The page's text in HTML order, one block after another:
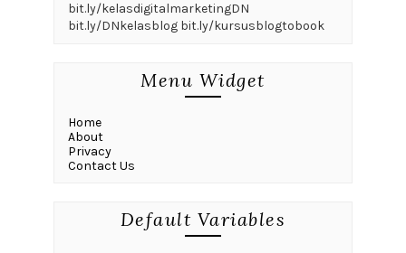
bit.ly/kelasdigitalmarketingDN
bit.ly/DNkelasblog bit.ly/kursusblogtobook
Menu Widget
Home
About
Privacy
Contact Us
Default Variables